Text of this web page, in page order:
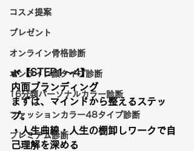
コスメ提案
プレゼント
オンライン骨格診断
オンライン顔タイプ診断
16分類パーソナルカラー診断
ファッションカラー48タイプ診断
プレミアム診断
🌿【STEP1〜4】
内面ブランディング
まずは、マインドから整えるステッ
プ。
・人生曲線・人生の棚卸しワークで自
己理解を深める